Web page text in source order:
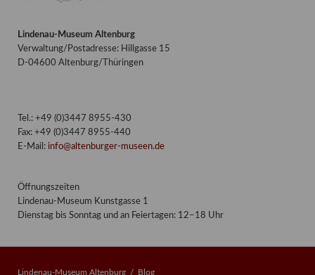
Lindenau-Museum Altenburg
Verwaltung/Postadresse: Hillgasse 15
D-04600 Altenburg/Thüringen
Tel.: +49 (0)3447 8955-430
Fax: +49 (0)3447 8955-440
E-Mail: info@altenburger-museen.de
Öffnungszeiten
Lindenau-Museum Kunstgasse 1
Dienstag bis Sonntag und an Feiertagen: 12–18 Uhr
Lindenau-Museum Altenburg Blog